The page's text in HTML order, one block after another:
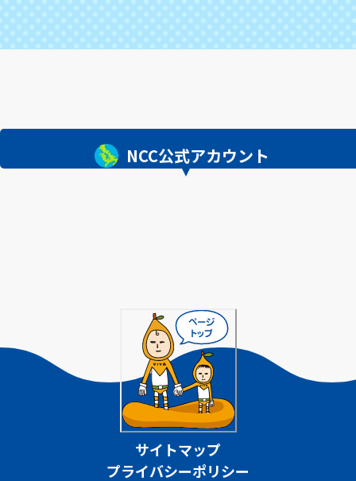
NCC公式アカウント
サイトマップ
プライバシーポリシー